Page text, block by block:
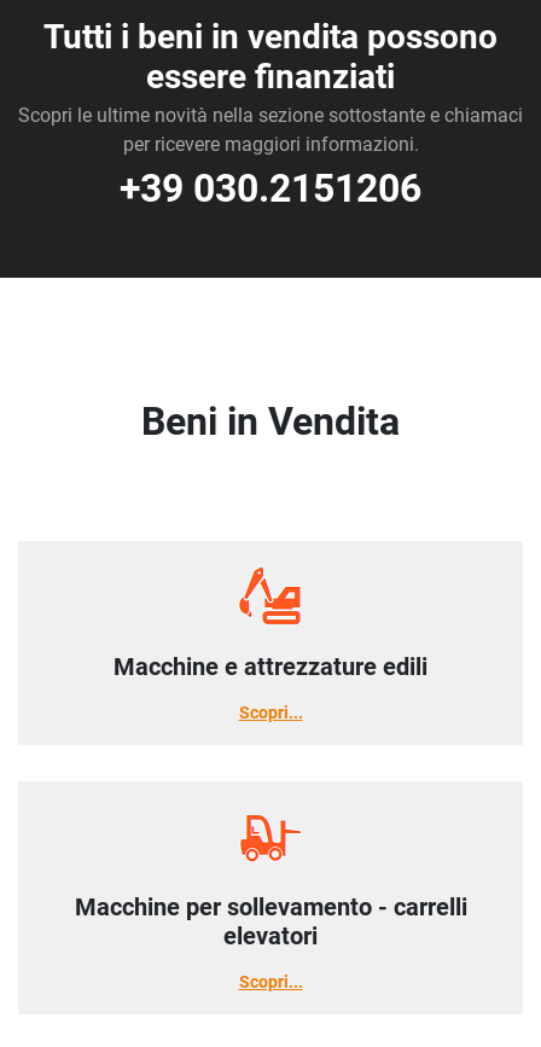
Tutti i beni in vendita possono
essere finanziati
Scopri le ultime novità nella sezione sottostante e chiamaci
per ricevere maggiori informazioni.
+39 030.2151206
Beni in Vendita
Macchine e attrezzature edili
Scopri
Macchine per sollevamento - carrelli
elevatori
Scopri